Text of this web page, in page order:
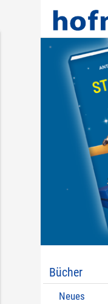
Bücher
Neues